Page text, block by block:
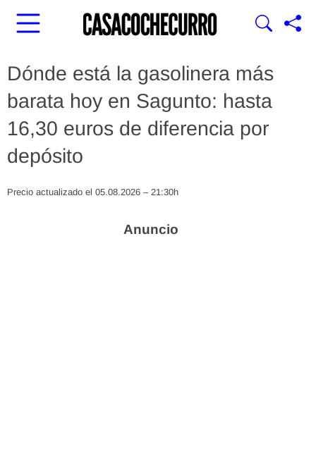
Dónde está la gasolinera más
barata hoy en Sagunto: hasta
16,30 euros de diferencia por
depósito
Precio actualizado el 05.08.2026 – 21:30h